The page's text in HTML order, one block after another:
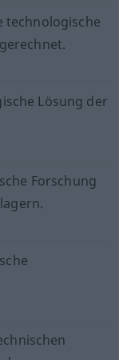
technologische
Lösung der
Forschung